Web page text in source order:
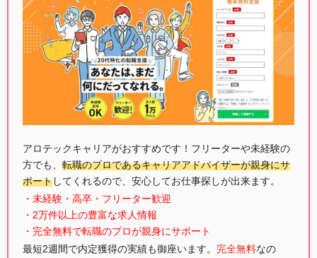
アロテックキャリアがおすすめです！フリーターや未経験の
方でも、 転職のプロであるキャリアアドバイザーが親身にサ
ポートしてくれるので、安心してお仕事探しが出来ます。
・未経験・高卒・フリーター歓迎
・2万件以上の豊富な求人情報
・完全無料で転職のプロが親身にサポート
最短2週間で内定獲得の実績も御座います。 完全無料なの